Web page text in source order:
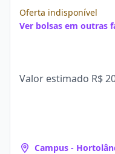
Oferta indisponível
Ver bolsas em outras
Valor estimado R$
Campus - Hortolândia - Parque Ortolândia